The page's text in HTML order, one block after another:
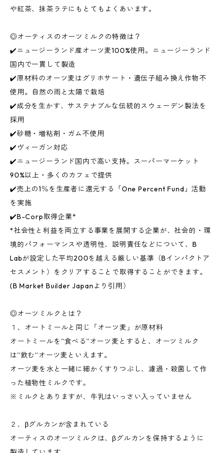
や紅茶、抹茶ラテにもとてもよくあいます。
◎オーティスのオーツミルクの特徴は？
✔️ニュージーランド産オーツ麦100%使用。ニュージーランド
国内で一貫して製造
✔️原材料のオーツ麦はグリホサート・遺伝子組み換え作物不
使用。自然の雨と太陽で栽培
✔️成分を生かす、サステナブルな伝統的スウェーデン製法を
採用
✔️砂糖・増粘剤・ガム不使用
✔️ヴィーガン対応
✔️ニュージーランド国内で高い支持。スーパーマーケット
90%以上・多くのカフェで提供
✔️売上の1％を生産者に還元する「One Percent Fund」活動
を実施
✔️B-Corp取得企業*
*社会性と利益を両立する事業を展開する企業が、社会的・環
境的パフォーマンスや透明性、説明責任などについて、B
Labが設定した平均200を越える厳しい基準（Bインパクトア
セスメント）をクリアすることで取得することができます。
(B Market Builder Japanより引用）
◎オーツミルクとは？
１、オートミールと同じ「オーツ麦」が原材料
オートミールを”食べる”オーツ麦とすると、オーツミルク
は”飲む”オーツ麦といえます。
オーツ麦を水と一緒に細かくすりつぶし、濾過・殺菌して作
った植物性ミルクです。
※ミルクとありますが、牛乳はいっさい入っていません
２、βグルカンが含まれている
オーティスのオーツミルクは、βグルカンを保持するように